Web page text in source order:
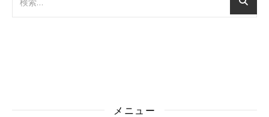
メニュー